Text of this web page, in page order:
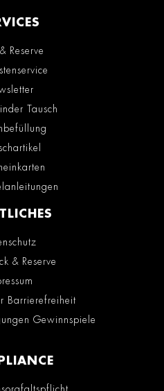
Reserve
Tausch
& Reserve
Barrierefreiheit
Gewinnspiele